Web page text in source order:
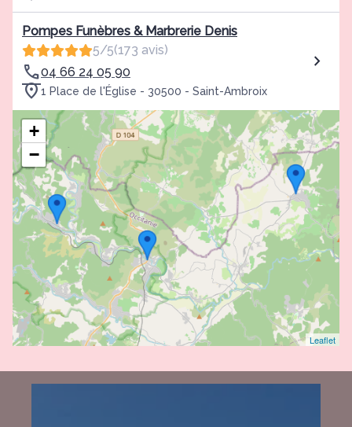
Pompes Funèbres & Marbrerie Denis
5/5(173 avis)
04 66 24 05 90
1 Place de l'Église - 30500 - Saint-Ambroix
+
−
Leaflet